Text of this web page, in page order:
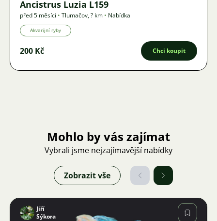
Ancistrus Luzia L159
před 5 měsíci • Tlumačov,? km • Nabídka
Akvarijní ryby
200 Kč Chci koupit
Mohlo by vás zajímat
Vybrali jsme nejzajímavější nabídky
Zobrazit vše
Jiří
Sýkora